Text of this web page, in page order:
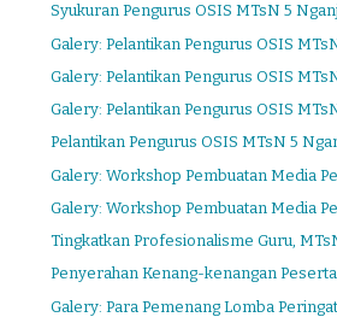
Syukuran Pengurus OSIS MTsN 5
Galery: Pelantikan Pengurus OSIS
Galery: Pelantikan Pengurus OSIS
Galery: Pelantikan Pengurus OSIS
Pelantikan Pengurus OSIS MTsN 5
Galery: Workshop Pembuatan Media
Galery: Workshop Pembuatan Media
Tingkatkan Profesionalisme Guru,
Penyerahan Kenang-kenangan Peserta
Galery: Para Pemenang Lomba